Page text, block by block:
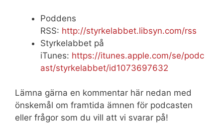
Poddens
RSS: http://styrkelabbet.libsyn.com/rss
Styrkelabbet på
iTunes: https://itunes.apple.com/se/podc
ast/styrkelabbet/id1073697632
Lämna gärna en kommentar här nedan med
önskemål om framtida ämnen för podcasten
eller frågor som du vill att vi svarar på!